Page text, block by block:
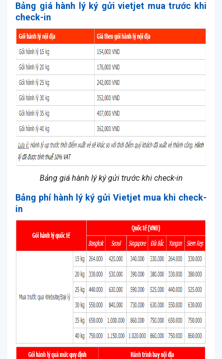
Bảng giá hành lý ký gửi vietjet mua trước khi
check-in
Bảng giá hành lý ký gửi trước khi check-in
Bảng phí hành lý ký gửi Vietjet mua khi check-
in